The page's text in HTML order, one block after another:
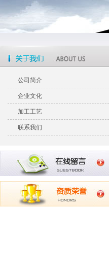
公司简介
企业文化
加工工艺
联系我们